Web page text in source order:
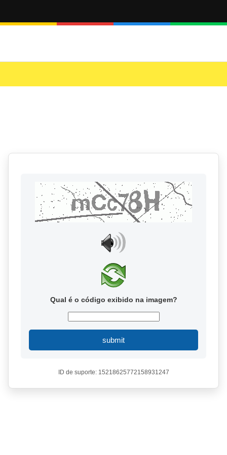
Qual é o código exibido na imagem?
submit
ID de suporte: 15218625772158931247